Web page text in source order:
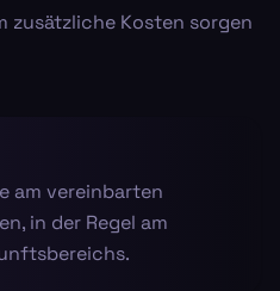
zusätzliche Kosten sorgen
am vereinbarten
in der Regel am